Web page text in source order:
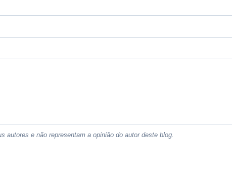
e não representam a opinião do autor deste blog.